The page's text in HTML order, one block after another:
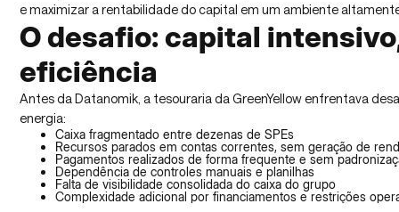
e maximizar a rentabilidade do capital em um ambiente
O desafio: capital
eficiência
Antes da Datanomik, a tesouraria da GreenYellow enfrentava
energia:
Caixa fragmentado entre dezenas de SPEs
Recursos parados em contas correntes, sem geração de
Pagamentos realizados de forma frequente e sem
Dependência de controles manuais e planilhas
Falta de visibilidade consolidada do caixa do grupo
Complexidade adicional por financiamentos e restrições